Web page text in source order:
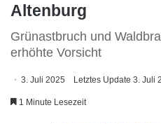
Altenburg
Grünastbruch und
erhöhte Vorsicht
3. Juli 2025 Letztes Update 3. Juli
1 Minute Lesezeit